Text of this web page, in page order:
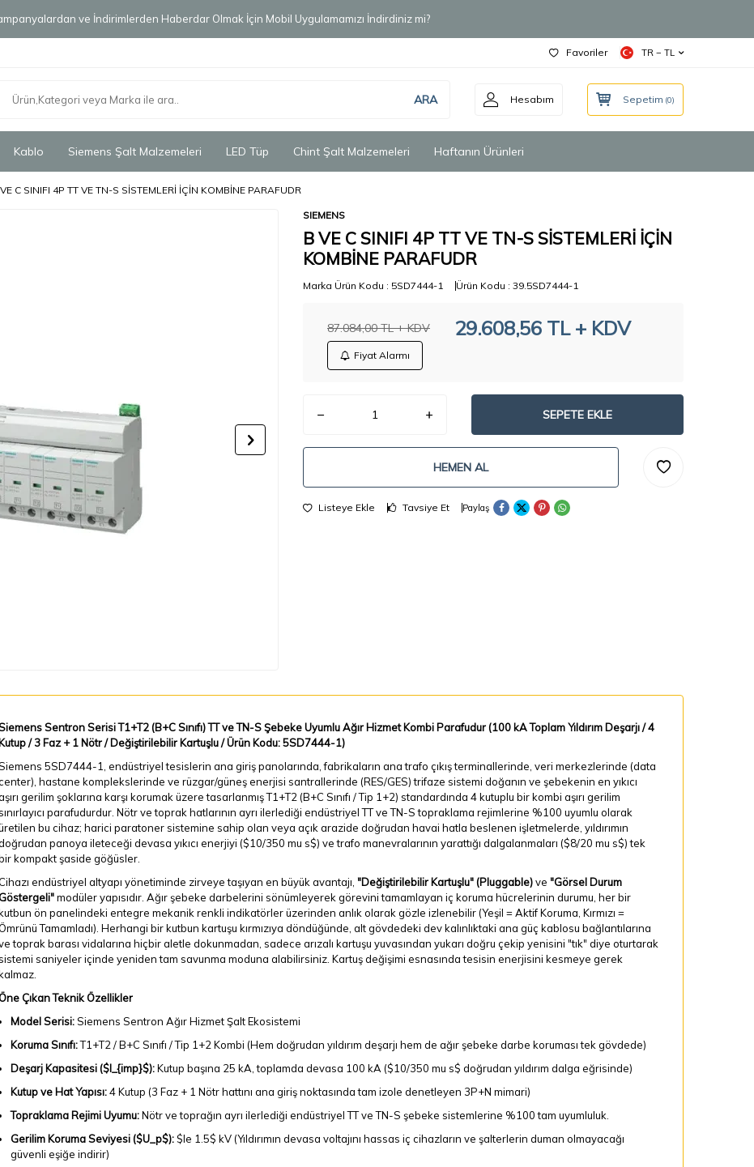
ve İndirimlerden Haberdar Olmak İçin Mobil Uygulamamızı İndirdiniz mi?
Favoriler TR − TL
ARA Hesabım Sepetim (0)
Kablo Siemens Şalt Malzemeleri LED Tüp Chint Şalt Malzemeleri Haftanın Ürünleri
C SINIFI 4P TT VE TN-S SİSTEMLERİ İÇİN KOMBİNE PARAFUDR
SIEMENS
B VE C SINIFI 4P TT VE TN-S SİSTEMLERİ İÇİN
KOMBİNE PARAFUDR
Marka Ürün Kodu : 5SD7444-1 Ürün Kodu : 39.5SD7444-1
87.084,00TL + KDV 29.608,56 TL + KDV
Fiyat Alarmı
SEPETE EKLE
HEMEN AL
Listeye Ekle Tavsiye Et Paylaş
Sentron Serisi T1+T2 (B+C Sınıfı) TT ve TN-S Şebeke Uyumlu Ağır Hizmet Kombi Parafudur (100 kA Toplam Yıldırım Deşarjı / 4
Kutup / 3 Faz + 1 Nötr / Değiştirilebilir Kartuşlu / Ürün Kodu: 5SD7444-1)
5SD7444-1, endüstriyel tesislerin ana giriş panolarında, fabrikaların ana trafo çıkış terminallerinde, veri merkezlerinde (data
hastane komplekslerinde ve rüzgar/güneş enerjisi santrallerinde (RES/GES) trifaze sistemi doğanın ve şebekenin en yıkıcı
gerilim şoklarına karşı korumak üzere tasarlanmış T1+T2 (B+C Sınıfı / Tip 1+2) standardında 4 kutuplu bir kombi aşırı gerilim
sınırlayıcı parafudurdur. Nötr ve toprak hatlarının ayrı ilerlediği endüstriyel TT ve TN-S topraklama rejimlerine %100 uyumlu olarak
bu cihaz; harici paratoner sistemine sahip olan veya açık arazide doğrudan havai hatla beslenen işletmelerde, yıldırımın
panoya ileteceği devasa yıkıcı enerjiyi ($10/350 mu s$) ve trafo manevralarının yarattığı dalgalanmaları ($8/20 mu s$) tek
kompakt şaside göğüsler.
Cihazı endüstriyel altyapı yönetiminde zirveye taşıyan en büyük avantajı, "Değiştirilebilir Kartuşlu" (Pluggable)ve "Görsel Durum
modüler yapısıdır. Ağır şebeke darbelerini sönümleyerek görevini tamamlayan iç koruma hücrelerinin durumu, her bir
ön panelindeki entegre mekanik renkli indikatörler üzerinden anlık olarak gözle izlenebilir (Yeşil = Aktif Koruma, Kırmızı =
Ömrünü Tamamladı). Herhangi bir kutbun kartuşu kırmızıya döndüğünde, alt gövdedeki dev kalınlıktaki ana güç kablosu bağlantılarına
toprak barası vidalarına hiçbir aletle dokunmadan, sadece arızalı kartuşu yuvasından yukarı doğru çekip yenisini "tık" diye oturtarak
sistemi saniyeler içinde yeniden tam savunma moduna alabilirsiniz. Kartuş değişimi esnasında tesisin enerjisini kesmeye gerek
Çıkan Teknik Özellikler
Model Serisi:Siemens Sentron Ağır Hizmet Şalt Ekosistemi
Koruma Sınıfı:T1+T2 / B+C Sınıfı / Tip 1+2 Kombi (Hem doğrudan yıldırım deşarjı hem de ağır şebeke darbe koruması tek gövdede)
Deşarj Kapasitesi ($I_{imp}$):Kutup başına 25 kA, toplamda devasa 100 kA ($10/350 mu s$ doğrudan yıldırım dalga eğrisinde)
Kutup ve Hat Yapısı:4 Kutup (3 Faz + 1 Nötr hattını ana giriş noktasında tam izole denetleyen 3P+N mimari)
Topraklama Rejimi Uyumu:Nötr ve toprağın ayrı ilerlediği endüstriyel TT ve TN-S şebeke sistemlerine %100 tam uyumluluk.
Gerilim Koruma Seviyesi ($U_p$): $le 1.5$ kV (Yıldırımın devasa voltajını hassas iç cihazların ve şalterlerin duman olmayacağı
güvenli eşiğe indirir)